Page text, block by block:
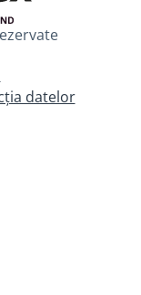
datelor